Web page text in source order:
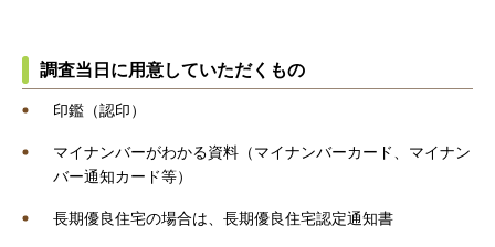
調査当日に用意していただくもの
印鑑（認印）
マイナンバーがわかる資料（マイナンバーカード、マイナン
バー通知カード等）
長期優良住宅の場合は、長期優良住宅認定通知書